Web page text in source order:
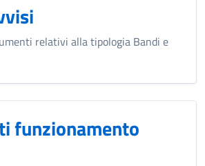
relativi alla tipologia Bandi e
funzionamento